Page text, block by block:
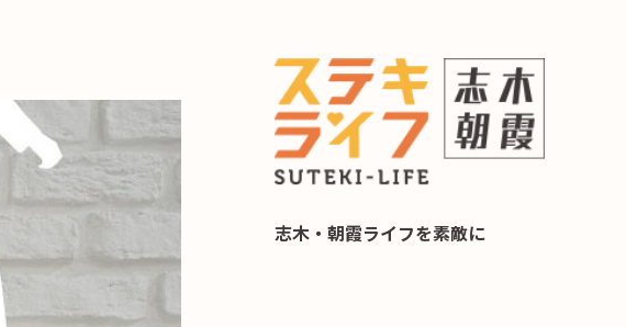
志木・朝霞ライフを素敵に
これからの暮らし 住み替え相談